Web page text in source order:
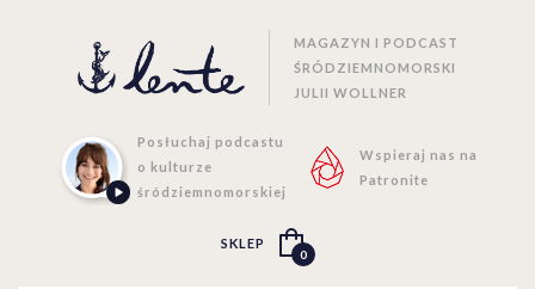
MAGAZYN I PODCAST
ŚRÓDZIEMNOMORSKI
JULII WOLLNER
Posłuchaj podcastu
o kulturze
śródziemnomorskiej
Wspieraj nas na
Patronite
SKLEP
0